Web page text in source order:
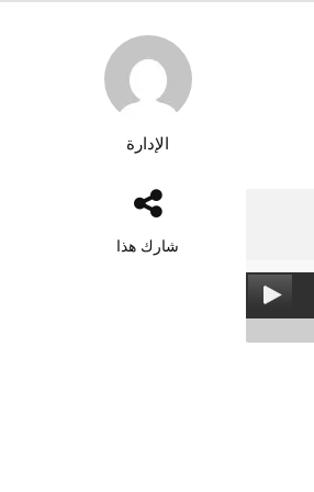
الإدارة
شارك هذا